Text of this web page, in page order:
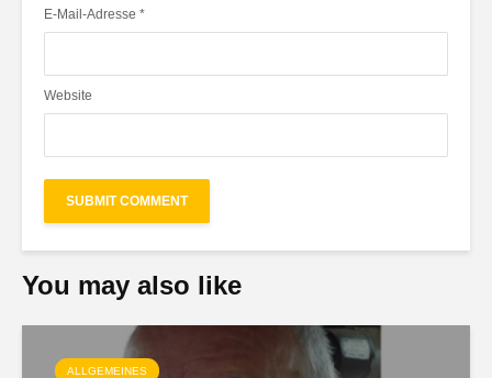
E-Mail-Adresse *
Website
You may also like
ALLGEMEINES